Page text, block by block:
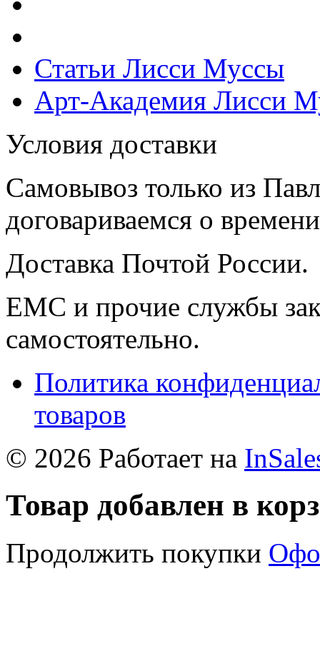
Статьи Лисси Муссы
Арт-Академия Лисси
Условия доставки
Самовывоз только из
договариваемся о
Доставка Почтой России.
ЕМС и прочие службы
самостоятельно.
Политика
товаров
© 2026 Работает на
Товар добавлен в
Продолжить покупки